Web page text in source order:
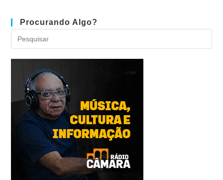
Procurando Algo?